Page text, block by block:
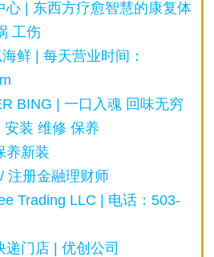
心 | 东西方疗愈智慧的康复体
工伤
鲜 | 每天营业时间：
BING | 一口入魂 回味无穷
安装 维修 保养
养新装
注册金融理财师
Trading LLC | 电话：503-
门店 | 优创公司